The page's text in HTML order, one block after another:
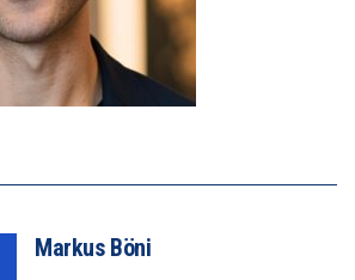
Markus Böni